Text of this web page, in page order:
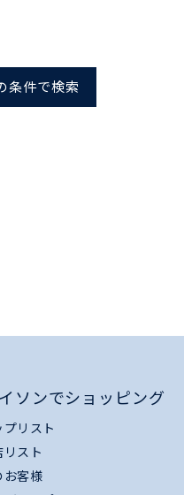
条件で検索
ソンでショッピング
プリスト
リスト
お客様